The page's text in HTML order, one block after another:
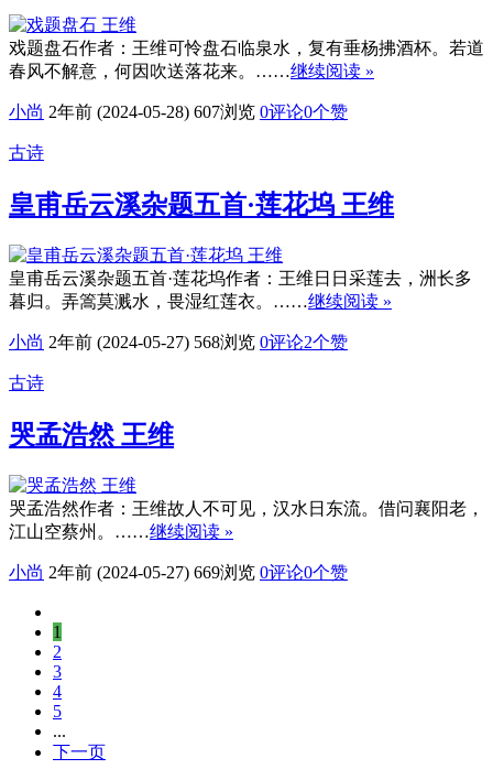
戏题盘石作者：王维可怜盘石临泉水，复有垂杨拂酒杯。若道
春风不解意，何因吹送落花来。……继续阅读 »
小尚 2年前 (2024-05-28) 607浏览 0评论0个赞
古诗
皇甫岳云溪杂题五首·莲花坞 王维
皇甫岳云溪杂题五首·莲花坞作者：王维日日采莲去，洲长多
暮归。弄篙莫溅水，畏湿红莲衣。……继续阅读 »
小尚 2年前 (2024-05-27) 568浏览 0评论2个赞
古诗
哭孟浩然 王维
哭孟浩然作者：王维故人不可见，汉水日东流。借问襄阳老，
江山空蔡州。……继续阅读 »
小尚 2年前 (2024-05-27) 669浏览 0评论0个赞
1
2
3
4
5
...
下一页